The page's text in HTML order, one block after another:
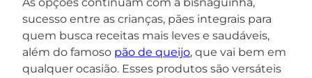
sucesso entre as crianças, pães integrais para
quem busca receitas mais leves e saudáveis,
além do famoso pão de queijo, que vai bem em
qualquer ocasião. Esses produtos são versáteis